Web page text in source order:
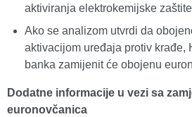
aktiviranja elektrokemijske
Ako se analizom utvrdi da
aktivacijom uređaja protiv krađe,
banka zamijenit će obojenu
Dodatne informacije u vezi sa
euronovčanica